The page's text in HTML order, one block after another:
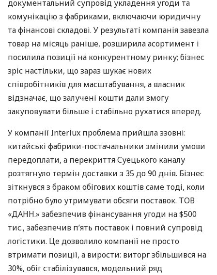
документальний супровід укладення угоди та
комунікацію з фабриками, включаючи юридичну
та фінансові складові. У результаті компанія завезла
товар на місяць раніше, розширила асортимент і
посилила позиції на конкурентному ринку; бізнес
зріс настільки, що зараз шукає нових
співробітників для масштабування, а власник
відзначає, що залучені кошти дали змогу
закуповувати більше і стабільно рухатися вперед.
У компанії Interlux проблема прийшла ззовні:
китайські фабрики-постачальники змінили умови
передоплати, а перекриття Суецького каналу
розтягнуло термін доставки з 35 до 90 днів. Бізнес
зіткнувся з браком обігових коштів саме тоді, коли
потрібно було утримувати обсяги поставок. ТОВ
«ДАНН.» забезпечив фінансування угоди на $500
тис., забезпечив п’ять поставок і повний супровід
логістики. Це дозволило компанії не просто
втримати позиції, а вирости: виторг збільшився на
30%, обіг стабілізувався, модельний ряд